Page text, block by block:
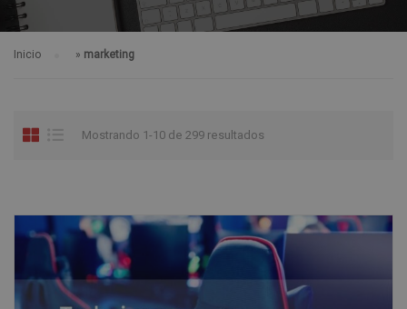
Inicio » marketing
Mostrando 1-10 de 299 resultados